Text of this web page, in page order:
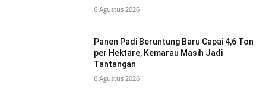
6 Agustus 2026
Panen Padi Beruntung Baru Capai 4,6 Ton
per Hektare, Kemarau Masih Jadi
Tantangan
6 Agustus 2026